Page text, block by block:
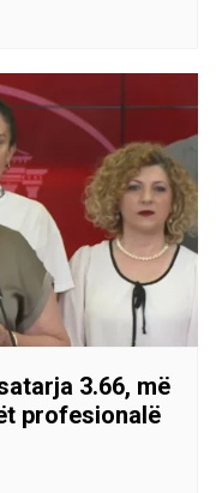
3.66, më
profesionalë